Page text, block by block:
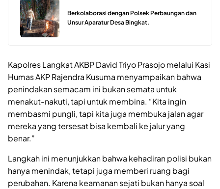
Berkolaborasi dengan Polsek Perbaungan dan
Unsur Aparatur Desa Bingkat.
Kapolres Langkat AKBP David Triyo Prasojo melalui Kasi
Humas AKP Rajendra Kusuma menyampaikan bahwa
penindakan semacam ini bukan semata untuk
menakut-nakuti, tapi untuk membina. “Kita ingin
membasmi pungli, tapi kita juga membuka jalan agar
mereka yang tersesat bisa kembali ke jalur yang
benar.”
Langkah ini menunjukkan bahwa kehadiran polisi bukan
hanya menindak, tetapi juga memberi ruang bagi
perubahan. Karena keamanan sejati bukan hanya soal